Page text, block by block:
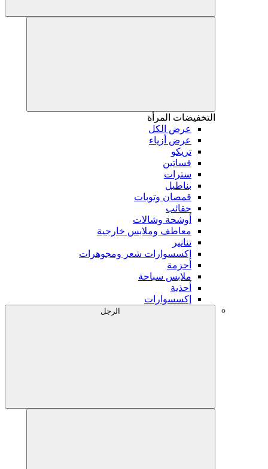
التخفيضات المرأة
عرض الكل
عرض أزياء
تريكو
فساتين
سترات
بناطيل
قمصان وتوبات
حقائب
أوشحة وشالات
معاطف وملابس خارجية
تنانير
إكسسوارات شعر ومجوهرات
أحزمة
ملابس سباحة
أحذية
إكسسوارات
الرجل